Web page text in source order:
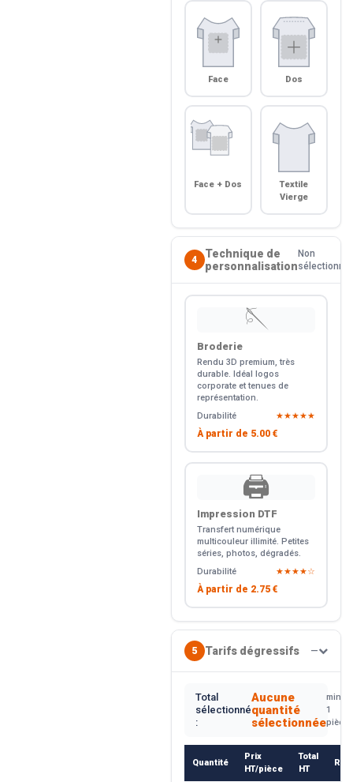
Face Dos
Face + Dos
Textile
Vierge
4
Technique de
personnalisation
Non
sélectionné
🪡
Broderie
Rendu 3D premium, très
durable. Idéal logos
corporate et tenues de
représentation.
Durabilité
★★★★★
À partir de 5.00 €
🖨️
Impression DTF
Transfert numérique
multicouleur illimité. Petites
séries, photos, dégradés.
Durabilité
★★★★☆
À partir de 2.75 €
5 Tarifs dégressifs —
Total
sélectionné
:
Aucune
quantité
sélectionnée
min.
1
pièce
Quantité
Prix
HT/pièce
Total
HT